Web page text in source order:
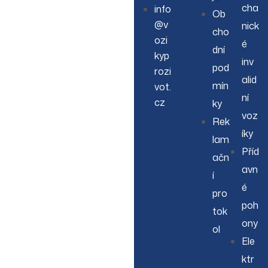
info
@v
ozi
kyp
rozi
vot.
cz
Ob
cho
dní
pod
mín
ky
Rek
lam
ačn
í
pro
tok
ol
cha
nick
é
inv
alid
ní
voz
íky
Příd
avn
é
poh
ony
Ele
ktr